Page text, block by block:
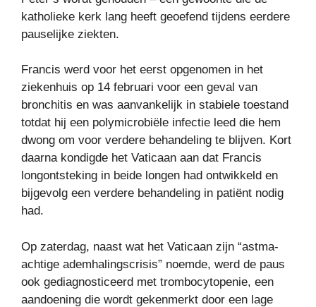
katholieke kerk lang heeft geoefend tijdens eerdere
pauselijke ziekten.
Francis werd voor het eerst opgenomen in het
ziekenhuis op 14 februari voor een geval van
bronchitis en was aanvankelijk in stabiele toestand
totdat hij een polymicrobiële infectie leed die hem
dwong om voor verdere behandeling te blijven. Kort
daarna kondigde het Vaticaan aan dat Francis
longontsteking in beide longen had ontwikkeld en
bijgevolg een verdere behandeling in patiënt nodig
had.
Op zaterdag, naast wat het Vaticaan zijn “astma-
achtige ademhalingscrisis” noemde, werd de paus
ook gediagnosticeerd met trombocytopenie, een
aandoening die wordt gekenmerkt door een lage